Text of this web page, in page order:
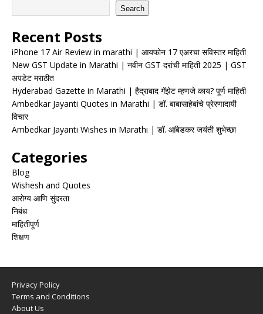
Search
Recent Posts
iPhone 17 Air Review in marathi | आयफोन 17 एअरचा सविस्तर माहिती
New GST Update in Marathi | नवीन GST दरांची माहिती 2025 | GST
अपडेट मराठीत
Hyderabad Gazette in Marathi | हैद्राबाद गॅझेट म्हणजे काय? पूर्ण माहिती
Ambedkar Jayanti Quotes in Marathi | डॉ. बाबासाहेबांचे प्रेरणादायी
विचार
Ambedkar Jayanti Wishes in Marathi | डॉ. आंबेडकर जयंती शुभेच्छा
Categories
Blog
Wishesh and Quotes
आरोग्य आणि सुंदरता
निबंध
माहितीपूर्ण
शिक्षण
Privacy Policy
Terms and Conditions
About Us